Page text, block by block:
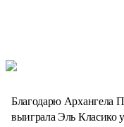
Благодарю Архангела
выиграла Эль Класико